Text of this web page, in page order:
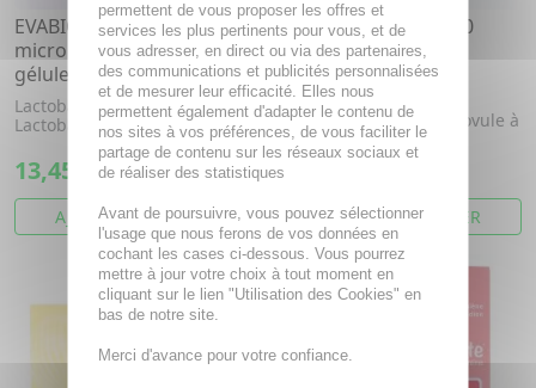
EVABIOTE flore intime
microbiote vaginal x20
gélules
Lactobacillus acidophilus,
Lactobacillus rhamnosus
13,45€
AJOUTER AU PANIER
EVABIOTE Vaginal x10
ovules
Evabiote Vaginal est un
dispositif médical. Il se
présente sous forme d'ovule à
ut...
14,59€
AJOUTER AU PANIER
permettent de vous proposer les offres et
services les plus pertinents pour vous, et de
vous adresser, en direct ou via des partenaires,
des communications et publicités personnalisées
et de mesurer leur efficacité. Elles nous
permettent également d'adapter le contenu de
nos sites à vos préférences, de vous faciliter le
partage de contenu sur les réseaux sociaux et
de réaliser des statistiques
Avant de poursuivre, vous pouvez sélectionner
l'usage que nous ferons de vos données en
cochant les cases ci-dessous. Vous pourrez
mettre à jour votre choix à tout moment en
cliquant sur le lien "Utilisation des Cookies" en
bas de notre site.
Merci d'avance pour votre confiance.